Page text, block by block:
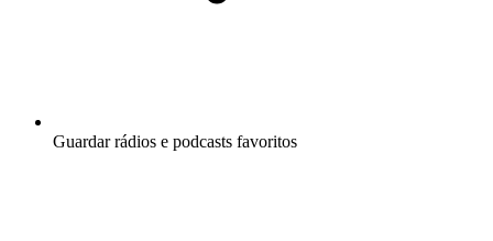
Guardar rádios e podcasts favoritos